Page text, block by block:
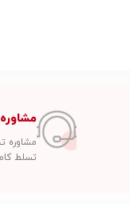
مشاوره
تسلط